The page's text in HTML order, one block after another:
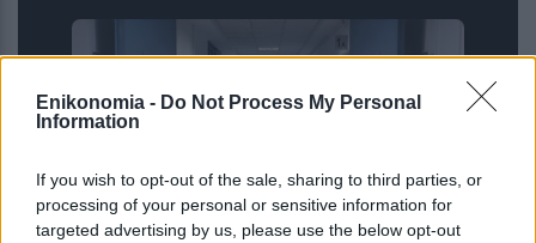
Enikonomia - Do Not Process My Personal
Information
If you wish to opt-out of the sale, sharing to third parties, or
processing of your personal or sensitive information for
targeted advertising by us, please use the below opt-out